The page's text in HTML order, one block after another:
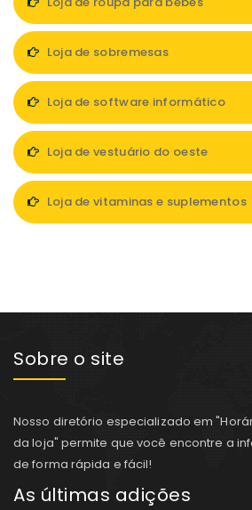
Loja de sobremesas
Loja de software informático
Loja de vestuário do oeste
Loja de vitaminas e suplementos
Sobre o site
Nosso diretório especializado em
da loja" permite que você encontre a
de forma rápida e fácil!
As últimas adições